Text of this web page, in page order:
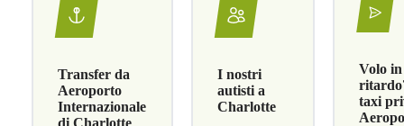
Transfer da
Aeroporto
Internazionale
I nostri
autisti a
Charlotte
Volo in
taxi